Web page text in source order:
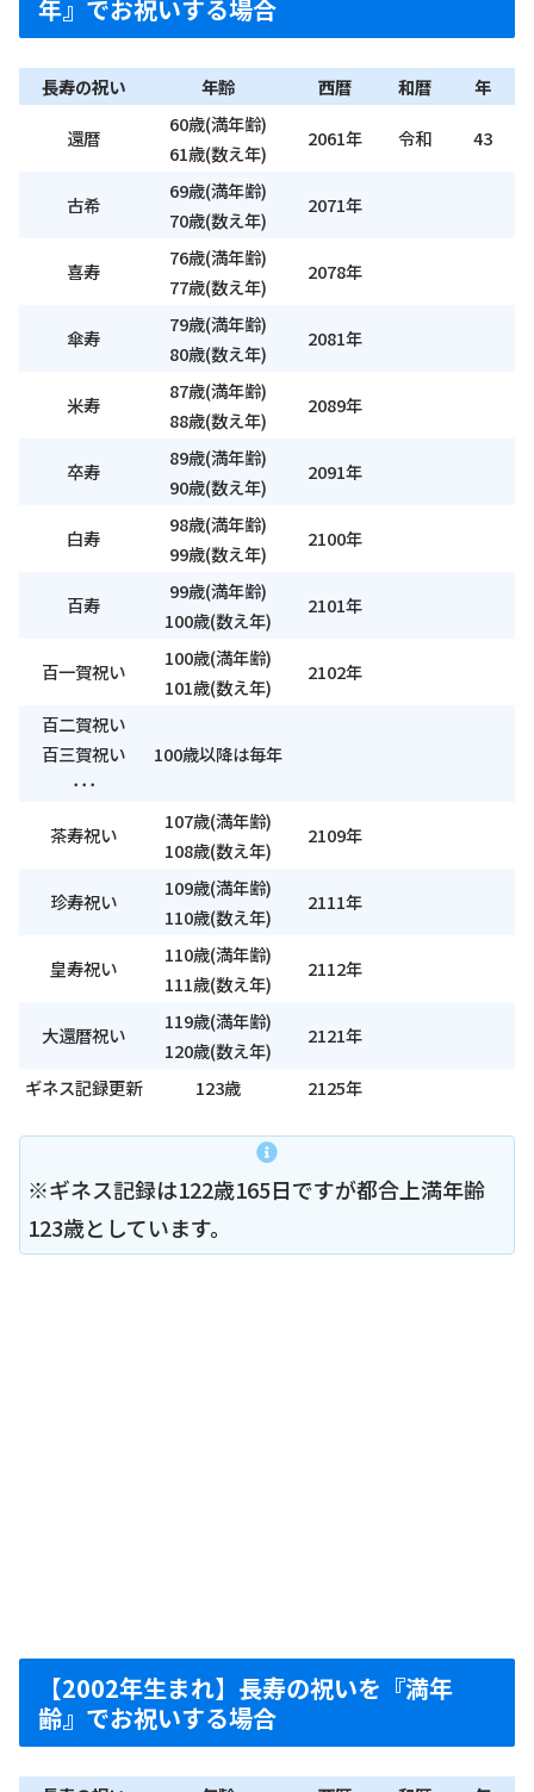
年』でお祝いする場合
長寿の祝い 年齢 西暦 和暦 年
還暦
60歳(満年齢)
61歳(数え年)
2061年 令和 43
古希
69歳(満年齢)
70歳(数え年)
2071年
喜寿
76歳(満年齢)
77歳(数え年)
2078年
傘寿
79歳(満年齢)
80歳(数え年)
2081年
米寿
87歳(満年齢)
88歳(数え年)
2089年
卒寿
89歳(満年齢)
90歳(数え年)
2091年
白寿
98歳(満年齢)
99歳(数え年)
2100年
百寿
99歳(満年齢)
100歳(数え年)
2101年
百一賀祝い
100歳(満年齢)
101歳(数え年)
2102年
百二賀祝い
百三賀祝い
･･･
100歳以降は毎年
茶寿祝い
107歳(満年齢)
108歳(数え年)
2109年
珍寿祝い
109歳(満年齢)
110歳(数え年)
2111年
皇寿祝い
110歳(満年齢)
111歳(数え年)
2112年
大還暦祝い
119歳(満年齢)
120歳(数え年)
2121年
ギネス記録更新 123歳 2125年
※ギネス記録は122歳165日ですが都合上満年齢
123歳としています。
【2002年生まれ】長寿の祝いを『満年
齢』でお祝いする場合